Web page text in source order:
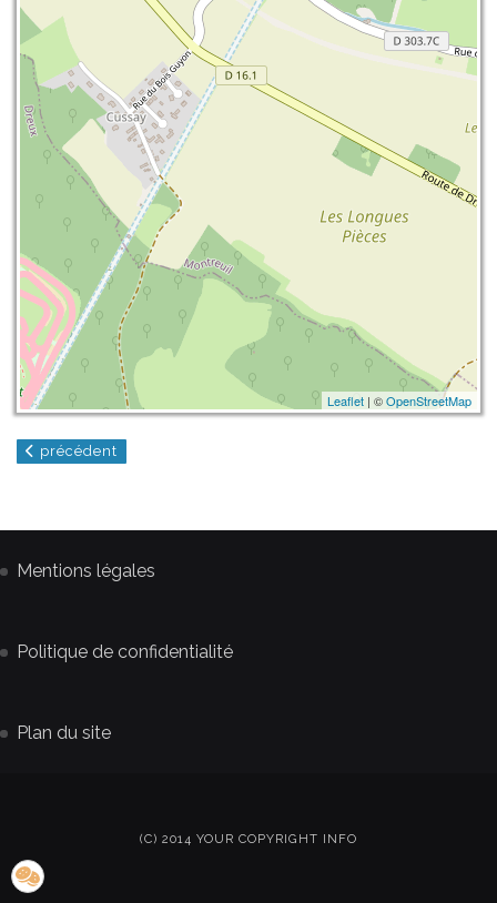
Leaflet | ©OpenStreetMap
article précédent : la prairie du plessis (41)
précédent
Mentions légales
Politique de confidentialité
Plan du site
(C) 2014 YOUR COPYRIGHT INFO